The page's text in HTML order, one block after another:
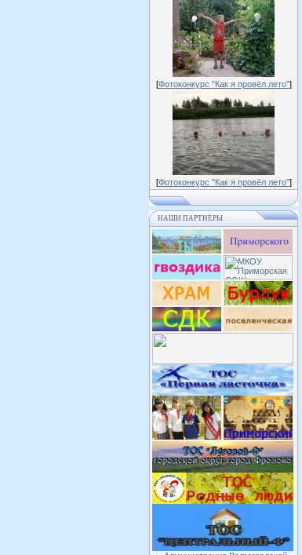
[Фотоконкурс "Как я провёл лето"]
[Фотоконкурс "Как я провёл лето"]
НАШИ ПАРТНЁРЫ